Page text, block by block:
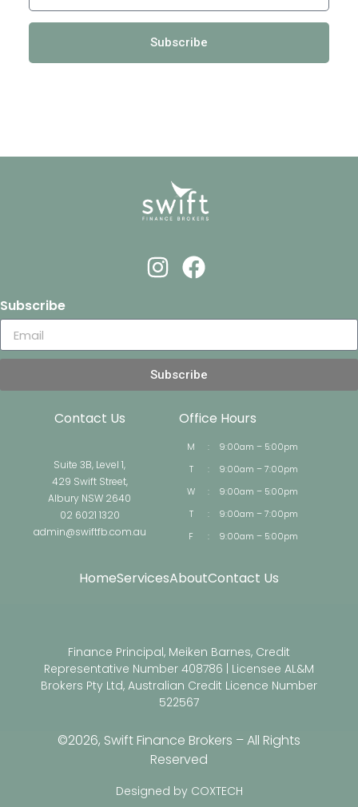
Subscribe
Subscribe
Subscribe
Contact Us
Suite 3B, Level 1,
429 Swift Street,
Albury NSW 2640
02 6021 1320
admin@swiftfb.com.au
Office Hours
M :
9:00am – 5:00pm
T
:
9:00am – 7:00pm
W
:
9:00am – 5:00pm
T
:
9:00am – 7:00pm
F
: 9:00am – 5:00pm
HomeServicesAboutContact Us
Finance Principal, Meiken Barnes, Credit
Representative Number 408786 | Licensee AL&M
Brokers Pty Ltd, Australian Credit Licence Number
522567
©2026, Swift Finance Brokers – All Rights
Reserved
Designed by COXTECH